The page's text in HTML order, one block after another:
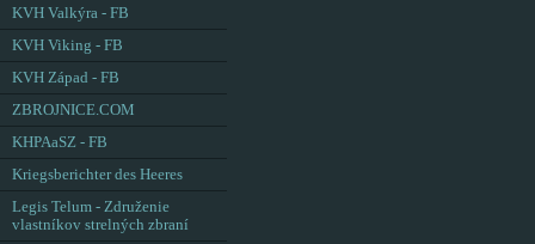
KVH Valkýra - FB
KVH Viking - FB
KVH Západ - FB
ZBROJNICE.COM
KHPAaSZ - FB
Kriegsberichter des Heeres
Legis Telum - Združenie
vlastníkov strelných zbraní